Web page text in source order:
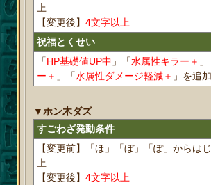
上
【変更後】 4文字以上
祝福とくせい
「HP基礎値UP中 」「水属性キラー＋
ー＋ 」「水属性ダメージ軽減＋ 」を追加
▼ホン木ダズ
すごわざ発動条件
【変更前】「ほ」「ぼ」「ぽ」からは
上
【変更後】 4文字以上